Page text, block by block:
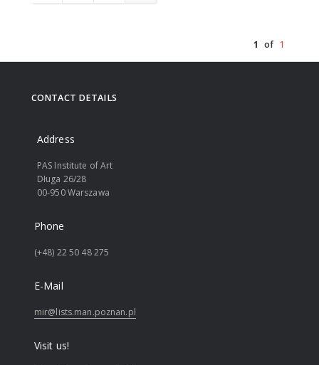
1 of 1
CONTACT DETAILS
Address
PAS Institute of Art
Długa 26/28
00-950 Warszawa
Phone
(+48) 22 50 48 275
E-Mail
mir@lists.man.poznan.pl
Visit us!